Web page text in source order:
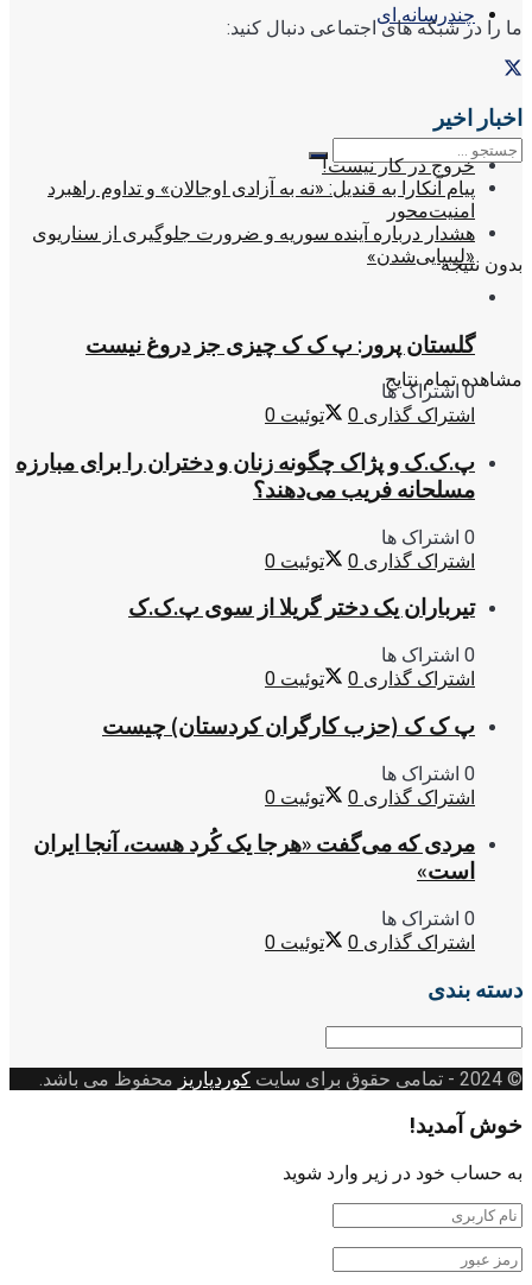
چندرسانه ای
بدون نتیجه
مشاهده تمام نتایج
ما را در شبکه های اجتماعی دنبال کنید:
اخبار اخیر
خروج در کار نیست!
پیام آنکارا به قندیل: «نه به آزادی اوجالان» و تداوم راهبرد
امنیت‌محور
هشدار درباره آینده سوریه و ضرورت جلوگیری از سناریوی
«لیبیایی‌شدن»
گلستان پرور: پ ک ک چیزی جز دروغ نیست
0 اشتراک ها
اشتراک گذاری 0 توئیت 0
پ.ک.ک و پژاک چگونه زنان و دختران را برای مبارزه
مسلحانه فریب می‌دهند؟
0 اشتراک ها
اشتراک گذاری 0 توئیت 0
تیرباران یک دختر گریلا از سوی پ.ک.ک
0 اشتراک ها
اشتراک گذاری 0 توئیت 0
پ ک ک (حزب کارگران کردستان) چیست
0 اشتراک ها
اشتراک گذاری 0 توئیت 0
مردی که می‌گفت «هرجا یک کُرد هست، آنجا ایران
است»
0 اشتراک ها
اشتراک گذاری 0 توئیت 0
دسته بندی
© 2024
- تمامی حقوق برای سایت کوردپاریز محفوظ می باشد.
خوش آمدید!
به حساب خود در زیر وارد شوید